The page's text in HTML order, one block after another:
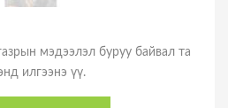
мэдээлэл буруу байвал та
илгээнэ үү.